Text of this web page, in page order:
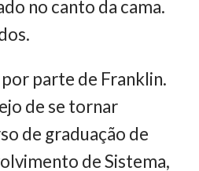
no canto da cama.
parte de Franklin.
de se tornar
de graduação de
de Sistema,